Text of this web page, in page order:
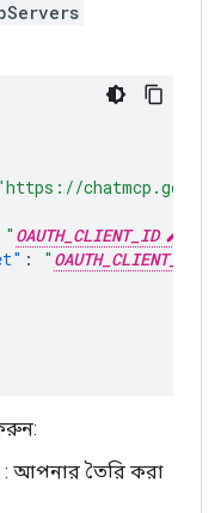
" OAUTH_CLIENT_ID
: "
: আপনার তৈরি করা